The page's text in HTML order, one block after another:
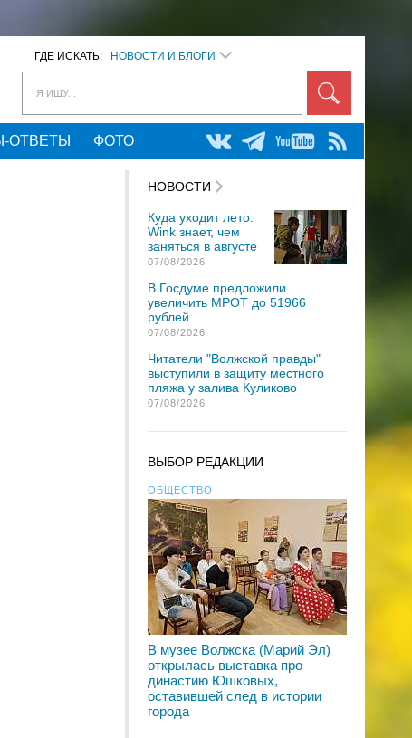
ГДЕ ИСКАТЬ: НОВОСТИ И БЛОГИ
Я ИЩУ...
ОТВЕТЫ ФОТО
НОВОСТИ
Куда уходит лето:
Wink знает, чем
заняться в августе
07/08/2026
В Госдуме предложили
увеличить МРОТ до 51966
рублей
07/08/2026
Читатели "Волжской правды"
выступили в защиту местного
пляжа у залива Куликово
07/08/2026
ВЫБОР РЕДАКЦИИ
ОБЩЕСТВО
В музее Волжска (Марий Эл)
открылась выставка про
династию Юшковых,
оставившей след в истории
города